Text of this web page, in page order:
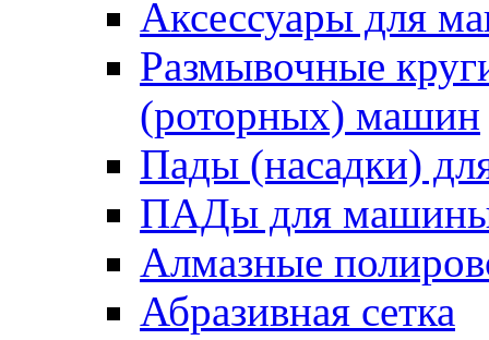
Аксессуары для
Размывочные
(роторных) машин
Пады (насадки)
ПАДы для
Алмазные
Абразивная сетка